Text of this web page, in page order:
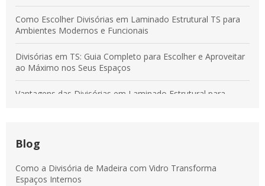
Como Escolher Divisórias em Laminado Estrutural TS para
Ambientes Modernos e Funcionais
Divisórias em TS: Guia Completo para Escolher e Aproveitar
ao Máximo nos Seus Espaços
Vantagens das Divisórias em Laminado Estrutural para
Aumentar a Produtividade
Vantagens das Divisórias em Laminado Estrutural para
Ambientes Modernos e Práticos
Blog
Como a Divisória de Madeira com Vidro Transforma
Espaços Internos